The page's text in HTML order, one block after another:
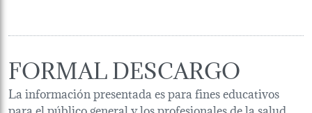
FORMAL DESCARGO
La información presentada es para fines educativos
para el público general y los profesionales de la salud.